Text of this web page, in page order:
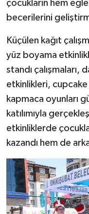
çocukların hem
becerilerini
Küçülen kağıt
yüz boyama
standı çalışmaları,
etkinlikleri,
kapmaca oyunları
katılımıyla
etkinliklerde
kazandı hem de